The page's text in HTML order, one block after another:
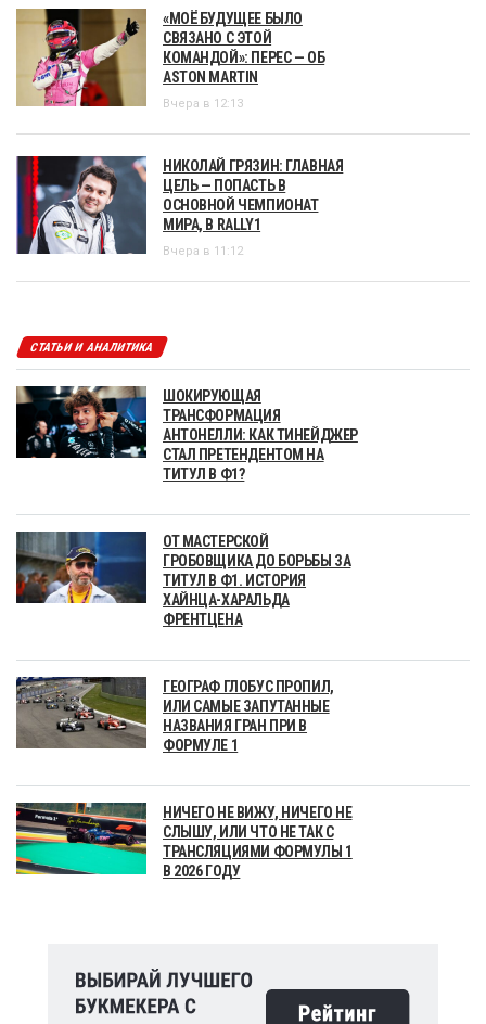
«МОЁ БУДУЩЕЕ БЫЛО
СВЯЗАНО С ЭТОЙ
КОМАНДОЙ»: ПЕРЕС — ОБ
ASTON MARTIN
Вчера в 12:13
НИКОЛАЙ ГРЯЗИН: ГЛАВНАЯ
ЦЕЛЬ — ПОПАСТЬ В
ОСНОВНОЙ ЧЕМПИОНАТ
МИРА, В RALLY1
Вчера в 11:12
СТАТЬИ И АНАЛИТИКА
ШОКИРУЮЩАЯ
ТРАНСФОРМАЦИЯ
АНТОНЕЛЛИ: КАК ТИНЕЙДЖЕР
СТАЛ ПРЕТЕНДЕНТОМ НА
ТИТУЛ В Ф1?
ОТ МАСТЕРСКОЙ
ГРОБОВЩИКА ДО БОРЬБЫ ЗА
ТИТУЛ В Ф1. ИСТОРИЯ
ХАЙНЦА-ХАРАЛЬДА
ФРЕНТЦЕНА
ГЕОГРАФ ГЛОБУС ПРОПИЛ,
ИЛИ САМЫЕ ЗАПУТАННЫЕ
НАЗВАНИЯ ГРАН ПРИ В
ФОРМУЛЕ 1
НИЧЕГО НЕ ВИЖУ, НИЧЕГО НЕ
СЛЫШУ, ИЛИ ЧТО НЕ ТАК С
ТРАНСЛЯЦИЯМИ ФОРМУЛЫ 1
В 2026 ГОДУ